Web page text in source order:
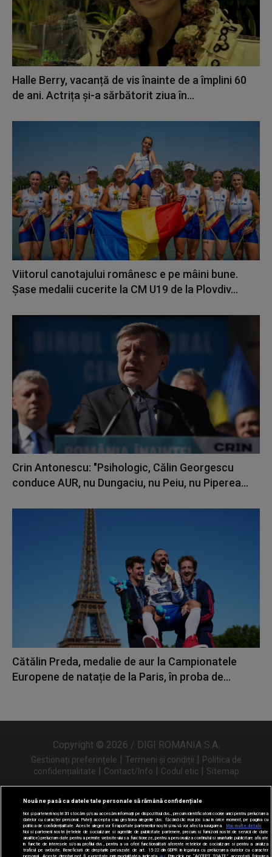
Halle Berry, vacanță de vis înainte de a împlini 60
de ani. Actrița și-a sărbătorit ziua în...
Viitorul canotajului românesc e pe mâini bune.
Șase medalii cucerite la CM U19 de la Plovdiv...
Crin Antonescu: "Psihologic, Călin Georgescu
conduce AUR, nu Dungaciu, nu Peiu, nu Piperea...
Cătălin Preda, medalie de aur la Campionatele
Europene de natație de la Paris, în proba de...
Copyright © 2026 / DIGI ROMANIA S.A.
Gestionați preferințele | Termeni și condiții | Politica de
confidențialitate | Contact/Info | Codul etic | Sitemap
Urmărește-ne și pe
Nouă ne pasă ca datele tale personale să rămână confidențiale
Noi și partenerii noștri31 stocăm și/sau accesăm informații pe dispozitivul dvs., precum identificatorii cookie unici pentru prelucrarea
datelor cu caracter personal. Puteți accepta sau gestiona alegerile dvs. făcând clic mai jos sau în orice moment, pe pagina cu
politica de confidențialitate. Aceste alegeri vor fi raportate partenerilor noștri și nu vă vor afecta navigarea.
Mai multe detalii
Noi si partenerii nostri (retelele de socializare si agentiile de publicitate partenere, precum si furnizorii nostri de servicii de date
analitice) prelucram date pentru a permite website-ului sa functioneze, pentru a personaliza continutul si anunturile publicitare afisate
in functie de interesele si/sau profilul dvs., pentru a va oferi functionalitati aferente retelelor de socializare si pentru a analiza
traficul pe website. Beneficiati de drepturile prevazute de art. 15-22 din GDPR in legatura cu prelucrarea datelor cu caracter